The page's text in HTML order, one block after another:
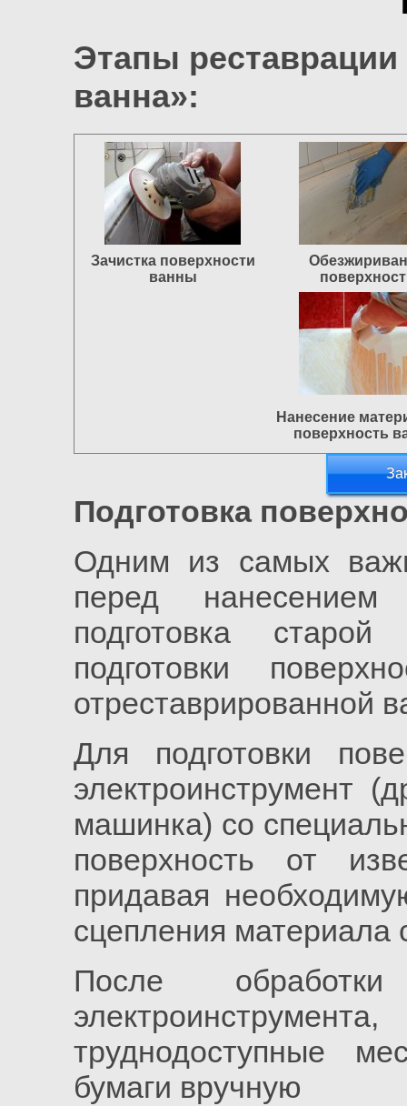
Этапы
ванна»:
Зачистка поверхности
ванны
Нанесение
поверхность
Подготовка
Одним из самых
перед
подготовка
подготовки
отреставрированной
Для подготовки
электроинструмент
машинка) со
поверхность от
придавая
сцепления материала
После
труднодоступные
бумаги вручную